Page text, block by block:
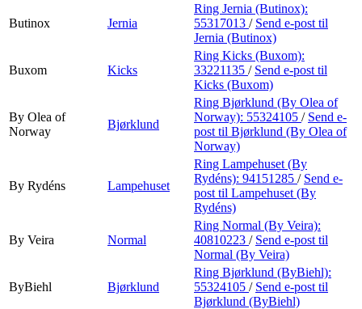
Butinox Jernia
Ring Jernia (Butinox):
55317013 / Send e-post til
Jernia (Butinox)
Buxom Kicks
Ring Kicks (Buxom):
33221135 / Send e-post til
Kicks (Buxom)
By Olea of
Norway
Bjørklund
Ring Bjørklund (By Olea of
Norway): 55324105 / Send e-
post til Bjørklund (By Olea of
Norway)
By Rydéns Lampehuset
Ring Lampehuset (By
Rydéns): 94151285 / Send e-
post til Lampehuset (By
Rydéns)
By Veira Normal
Ring Normal (By Veira):
40810223 / Send e-post til
Normal (By Veira)
ByBiehl Bjørklund
Ring Bjørklund (ByBiehl):
55324105 / Send e-post til
Bjørklund (ByBiehl)